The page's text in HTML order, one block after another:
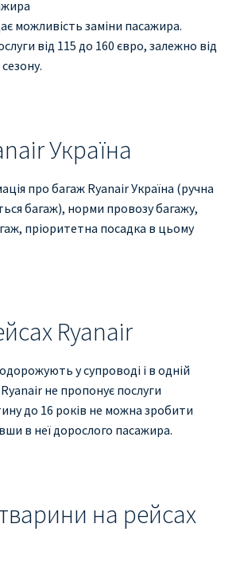
можливість заміни пасажира.
від 115 до 160 євро, залежно від
Україна
про багаж Ryanair Україна (ручна
багаж), норми провозу багажу,
пріоритетна посадка в цьому
Ryanair
у супроводі і в одній
не пропонує послуги
до 16 років не можна зробити
в неї дорослого пасажира.
на рейсах